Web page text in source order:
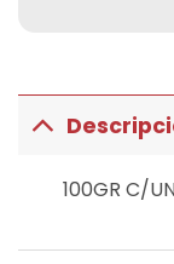
100GR C/